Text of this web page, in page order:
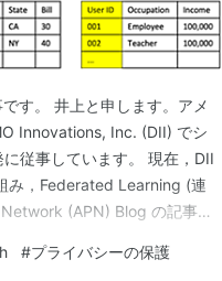
す。 井上と申します。アメ
Innovations, Inc. (DII) でシ
従事しています。 現在，DII
み，Federated Learning (連
(APN) Blog の記事も
#プライバシーの保護